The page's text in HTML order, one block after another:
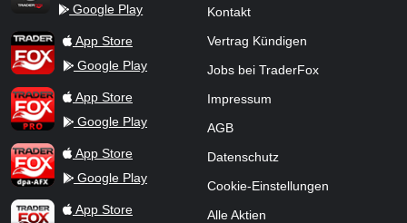
TraderFox Flash
Google Play
TraderFox AppApp Store
Google Play
TraderFox ProApp Store
Google Play
TraderFox dpa-AFX ProFeed
App Store
Google Play
TraderFox Live Trading
App Store
Kontakt
Vertrag Kündigen
Jobs bei TraderFox
Impressum
AGB
Datenschutz
Cookie-Einstellungen
Alle Aktien